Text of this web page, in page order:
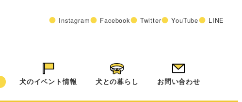
Instagram Facebook Twitter YouTube LINE
犬のイベント情報 犬との暮らし お問い合わせ